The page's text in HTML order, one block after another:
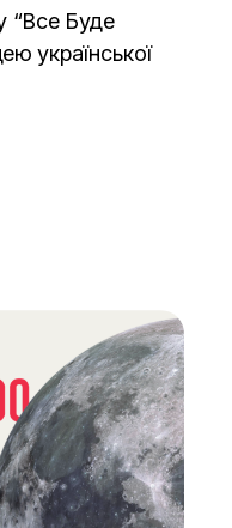
“Все Буде
української